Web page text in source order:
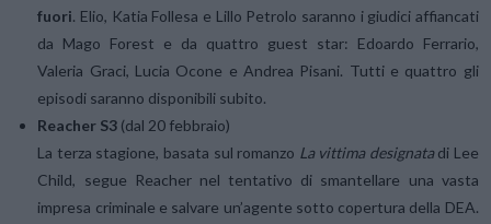
fuori. Elio, Katia Follesa e Lillo Petrolo saranno i giudici affiancati
da Mago Forest e da quattro guest star: Edoardo Ferrario,
Valeria Graci, Lucia Ocone e Andrea Pisani. Tutti e quattro gli
episodi saranno disponibili subito.
Reacher S3 (dal 20 febbraio)
La terza stagione, basata sul romanzo La vittima designatadi Lee
Child, segue Reacher nel tentativo di smantellare una vasta
impresa criminale e salvare un’agente sotto copertura della DEA.